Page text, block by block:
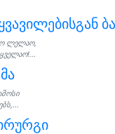
ლელაო,